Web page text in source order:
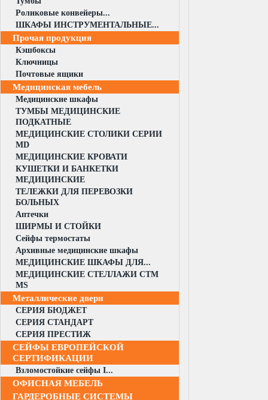
Роликовые конвейеры...
ШКАФЫ ИНСТРУМЕНТАЛЬНЫЕ...
Прочая продукция
Кэшбоксы
Ключницы
Почтовые ящики
Медицинская мебель
Медицинские шкафы
ТУМБЫ МЕДИЦИНСКИЕ
ПОДКАТНЫЕ
МЕДИЦИНСКИЕ СТОЛИКИ СЕРИИ
MD
МЕДИЦИНСКИЕ КРОВАТИ
КУШЕТКИ И БАНКЕТКИ
МЕДИЦИНСКИЕ
ТЕЛЕЖКИ ДЛЯ ПЕРЕВОЗКИ
БОЛЬНЫХ
Аптечки
ШИРМЫ И СТОЙКИ
Сейфы термостаты
Архивные медицинские шкафы
МЕДИЦИНСКИЕ ШКАФЫ ДЛЯ...
МЕДИЦИНСКИЕ СТЕЛЛАЖИ CTM
MS
Металлические двери
СЕРИЯ БЮДЖЕТ
СЕРИЯ СТАНДАРТ
СЕРИЯ ПРЕСТИЖ
СЕЙФЫ ЕВРОПЕЙСКОЙ
СЕРТИФИКАЦИИ
Взломостойкие сейфы I...
ОФИСНАЯ МЕБЕЛЬ
ГАРДЕРОБНЫЕ СИСТЕМЫ